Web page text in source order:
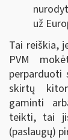
už
Tai reiškia,
PVM
perparduoti
skirtų
gaminti
teikti, tai
(paslaugų)